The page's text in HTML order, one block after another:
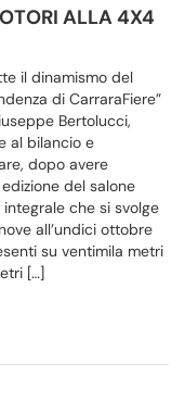
ALLA 4X4
il dinamismo del
di CarraraFiere”
Bertolucci,
al bilancio e
dopo avere
del salone
integrale che si svolge
all’undici ottobre
su ventimila metri
[…]